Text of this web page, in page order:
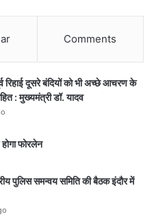
Comments
रिहाई दूसरे बंदियों को भी अच्छे आचरण के
: मुख्यमंत्री डॉ. यादव
फोरलेन
पुलिस समन्वय समिति की बैठक इंदौर में